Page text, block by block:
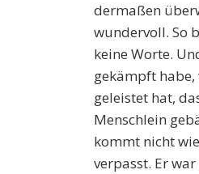
dermaßen
wundervoll. So
keine Worte.
gekämpft
geleistet hat,
Menschlein
kommt nicht
verpasst. Er